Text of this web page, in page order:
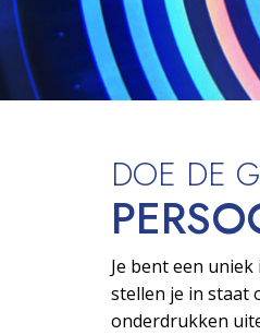
DOE DE
Je bent een
stellen je in staat
onderdrukken